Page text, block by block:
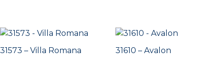
31573 – Villa Romana 31610 – Avalon